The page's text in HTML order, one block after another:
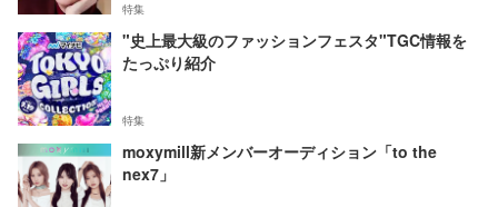
特集
"史上最大級のファッションフェスタ"TGC情報を
たっぷり紹介
特集
moxymill新メンバーオーディション「to the
nex7」